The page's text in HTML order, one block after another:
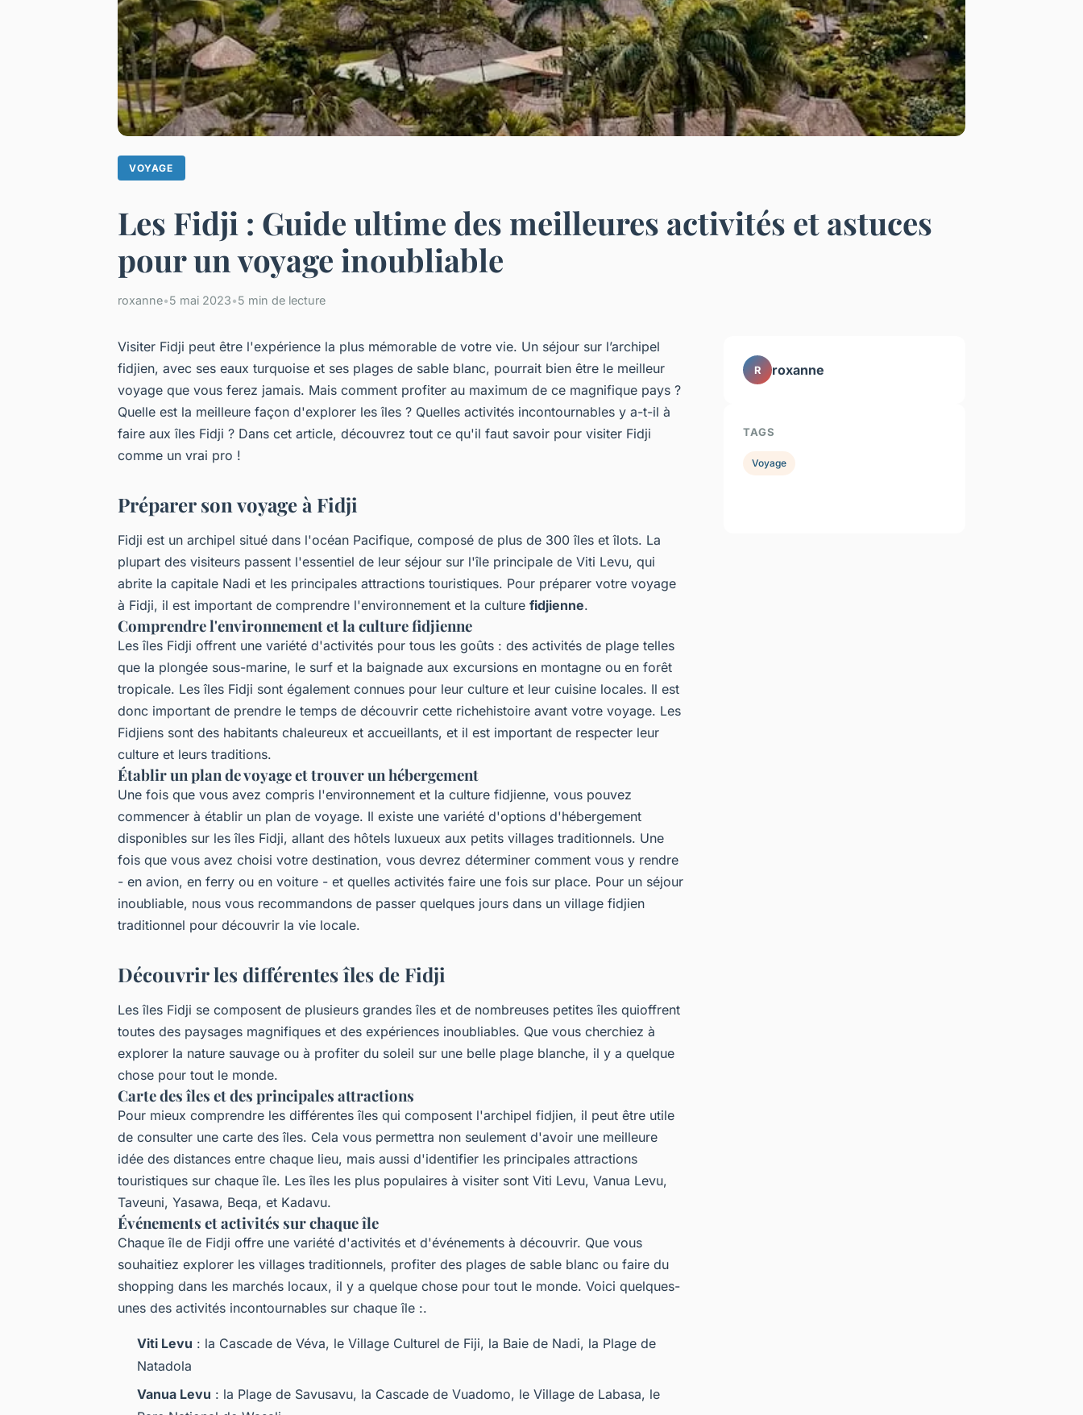
VOYAGE
Les Fidji : Guide ultime des meilleures activités et astuces
pour un voyage inoubliable
roxanne•5 mai 2023•5 min de lecture
Visiter Fidji peut être l'expérience la plus mémorable de votre vie. Un séjour sur l’archipel
fidjien, avec ses eaux turquoise et ses plages de sable blanc, pourrait bien être le meilleur
voyage que vous ferez jamais. Mais comment profiter au maximum de ce magnifique pays ?
Quelle est la meilleure façon d'explorer les îles ? Quelles activités incontournables y a-t-il à
faire aux îles Fidji ? Dans cet article, découvrez tout ce qu'il faut savoir pour visiter Fidji
comme un vrai pro !
Préparer son voyage à Fidji
Fidji est un archipel situé dans l'océan Pacifique, composé de plus de 300 îles et îlots. La
plupart des visiteurs passent l'essentiel de leur séjour sur l'île principale de Viti Levu, qui
abrite la capitale Nadi et les principales attractions touristiques. Pour préparer votre voyage
à Fidji, il est important de comprendre l'environnement et la culture fidjienne.
Comprendre l'environnement et la culture fidjienne
Les îles Fidji offrent une variété d'activités pour tous les goûts : des activités de plage telles
que la plongée sous-marine, le surf et la baignade aux excursions en montagne ou en forêt
tropicale. Les îles Fidji sont également connues pour leur culture et leur cuisine locales. Il est
donc important de prendre le temps de découvrir cette richehistoire avant votre voyage. Les
Fidjiens sont des habitants chaleureux et accueillants, et il est important de respecter leur
culture et leurs traditions.
Établir un plan de voyage et trouver un hébergement
Une fois que vous avez compris l'environnement et la culture fidjienne, vous pouvez
commencer à établir un plan de voyage. Il existe une variété d'options d'hébergement
disponibles sur les îles Fidji, allant des hôtels luxueux aux petits villages traditionnels. Une
fois que vous avez choisi votre destination, vous devrez déterminer comment vous y rendre
- en avion, en ferry ou en voiture - et quelles activités faire une fois sur place. Pour un séjour
inoubliable, nous vous recommandons de passer quelques jours dans un village fidjien
traditionnel pour découvrir la vie locale.
Découvrir les différentes îles de Fidji
Les îles Fidji se composent de plusieurs grandes îles et de nombreuses petites îles quioffrent
toutes des paysages magnifiques et des expériences inoubliables. Que vous cherchiez à
explorer la nature sauvage ou à profiter du soleil sur une belle plage blanche, il y a quelque
chose pour tout le monde.
Carte des îles et des principales attractions
Pour mieux comprendre les différentes îles qui composent l'archipel fidjien, il peut être utile
de consulter une carte des îles. Cela vous permettra non seulement d'avoir une meilleure
idée des distances entre chaque lieu, mais aussi d'identifier les principales attractions
touristiques sur chaque île. Les îles les plus populaires à visiter sont Viti Levu, Vanua Levu,
Taveuni, Yasawa, Beqa, et Kadavu.
Événements et activités sur chaque île
Chaque île de Fidji offre une variété d'activités et d'événements à découvrir. Que vous
souhaitiez explorer les villages traditionnels, profiter des plages de sable blanc ou faire du
shopping dans les marchés locaux, il y a quelque chose pour tout le monde. Voici quelques-
unes des activités incontournables sur chaque île :.
Viti Levu : la Cascade de Véva, le Village Culturel de Fiji, la Baie de Nadi, la Plage de
Natadola
Vanua Levu : la Plage de Savusavu, la Cascade de Vuadomo, le Village de Labasa, le
R roxanne
TAGS
Voyage